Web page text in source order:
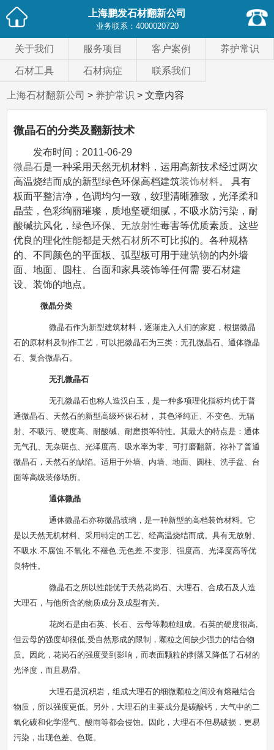
上海鹏发石材翻新公司
业务联系： 4000020720
关于我们 服务项目 客户案例 养护常识
石材工具 石材病症 联系我们
上海石材翻新公司 > 养护常识 > 文章内容
微晶石的分类及翻新技术
发布时间： 2011-06-29
微晶石是一种采用天然无机材料，运用高新技术经过两次
高温烧结而成的新型绿色环保高档建筑装饰材料。 具有
板面平整洁净，色调均匀一致，纹理清晰雅致，光泽柔和
晶莹，色彩绚丽璀璨，质地坚硬细腻，不吸水防污染，耐
酸碱抗风化，绿色环保、无放射性毒害等优质素质。这些
优良的理化性能都是天然石材所不可比拟的。各种规格
的、不同颜色的平面板、弧型板可用于建筑物的内外墙
面、地面、圆柱、台面和家具装饰等任何需 要石材建
设、装饰的地点。
微晶分类
微晶石作为新型建筑材料，逐渐走入人们的家庭，根据微晶
石的原材料及制作工艺，可以把微晶石为三类：无孔微晶石、通体微晶
石、复合微晶石。
无孔微晶石
无孔微晶石也称人造汉白玉，是一种多项理化指标均优于普
通微晶石、天然石的新型高级环保石材， 其色泽纯正、不变色、无辐
射、不吸污、硬度高、耐酸碱、耐磨损等特性。其最大的特点是：通体
无气孔、无杂斑点、光泽度高、吸水率为零、可打磨翻新。祢补了普通
微晶石，天然石的缺陷。适用于外墙、内墙、地面、圆柱、洗手盆、台
面等高级装修场所。
通体微晶
通体微晶石亦称微晶玻璃，是一种新型的高档装饰材料。它
是以天然无机材料、采用特定的工艺、经高温烧结而成。具有无放射、
不吸水.不腐蚀.不氧化.不褪色.无色差.不变形、强度高、光泽度高等优
良特性。
微晶石之所以性能优于天然花岗石、大理石、合成石及人造
大理石，与他所含的物质成分及成型有关。
花岗石是由石英、长石、云母等颗粒组成。石英的硬度很高,
但云母的强度却很低,受自然形成的限制，颗粒之间缺少强力的结合物
质。因此，花岗石的强度受到影响，而表面颗粒的剥落又降低了石材的
光泽度，而且易滑。
大理石是沉积岩，组成大理石的细微颗粒之间没有熔融结合
物质，所以强度更低。另外，大理石的主要成分是碳酸钙，大气中的二
氧化碳和化学湿气、酸雨等都会侵蚀。因此，大理石不但易破损，更易
污染，出现色差、色斑。